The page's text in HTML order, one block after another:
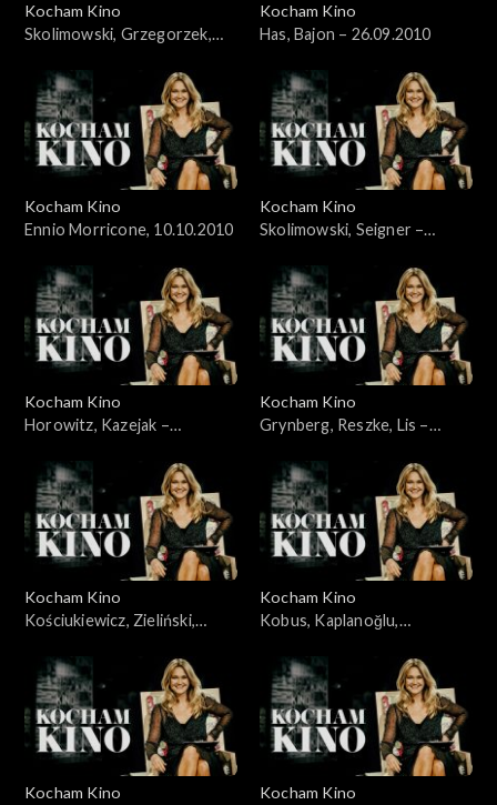
Kocham Kino
Skolimowski, Grzegorzek,
Kocham Kino
Has, Bajon – 26.09.2010
Kocham Kino
Ennio Morricone, 10.10.2010
Kocham Kino
Skolimowski, Seigner –
Kocham Kino
Horowitz, Kazejak –
Kocham Kino
Grynberg, Reszke, Lis –
Kocham Kino
Kościukiewicz, Zieliński,
Kocham Kino
Kobus, Kaplanoğlu,
21.11.2010
Kocham Kino
Kocham Kino